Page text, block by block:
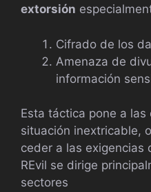
extorsión
Cifrado de los
Amenaza de
información
Esta táctica pone a
situación inextricable,
ceder a las exigencias
REvil se dirige
sectores